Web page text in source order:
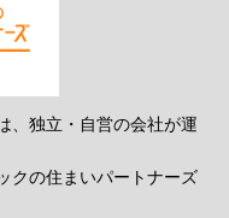
、独立・自営の会社が運
クの住まいパートナーズ